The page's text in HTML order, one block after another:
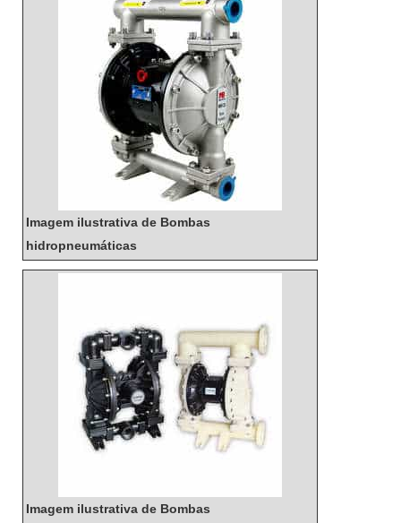
são extremamente versáteis e podem ser usadas
em diversas aplicações, como dosagem de líquidos,
controle de fluxo, controle de pressão, etc.
Imagem ilustrativa de Bombas
hidropneumáticas
Imagem ilustrativa de Bombas